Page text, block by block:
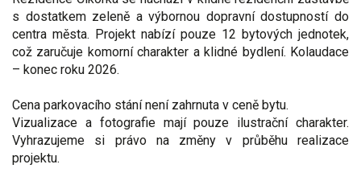
s dostatkem zeleně a výbornou dopravní dostupností do
centra města. Projekt nabízí pouze 12 bytových jednotek,
což zaručuje komorní charakter a klidné bydlení. Kolaudace
– konec roku 2026.
Cena parkovacího stání není zahrnuta v ceně bytu.
Vizualizace a fotografie mají pouze ilustrační charakter.
Vyhrazujeme si právo na změny v průběhu realizace
projektu.